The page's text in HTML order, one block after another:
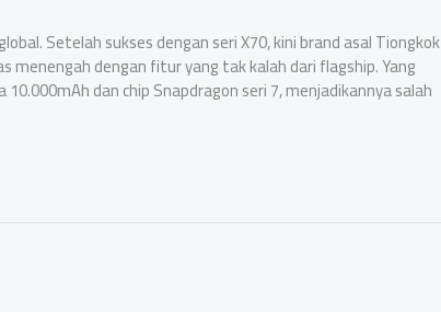
Setelah sukses dengan seri X70, kini brand asal Tiongkok
dengan fitur yang tak kalah dari flagship. Yang
dan chip Snapdragon seri 7, menjadikannya salah